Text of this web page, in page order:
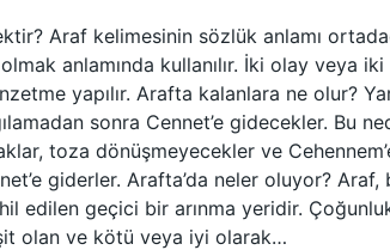
Araf kelimesinin sözlük anlamı
anlamında kullanılır. İki olay veya iki
yapılır. Arafta kalanlara ne olur?
sonra Cennet’e gidecekler. Bu
toza dönüşmeyecekler ve
giderler. Arafta’da neler oluyor? Araf,
edilen geçici bir arınma yeridir.
olan ve kötü veya iyi olarak…